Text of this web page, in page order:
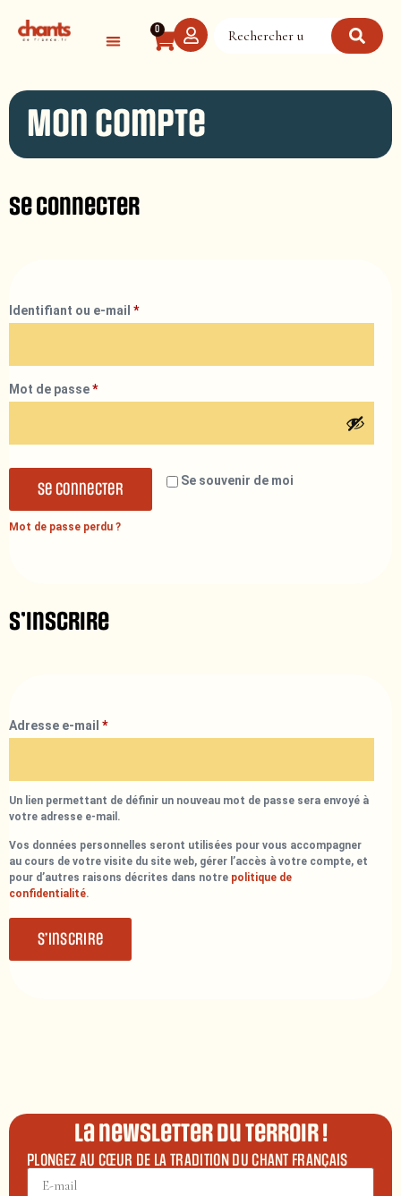
0
Mon compte
Se connecter
Identifiant ou e-mail *
Mot de passe*
Se souvenir de moi
Se connecter
Mot de passe perdu ?
S’inscrire
Adresse e-mail *
Un lien permettant de définir un nouveau mot de passe sera envoyé à
votre adresse e-mail.
Vos données personnelles seront utilisées pour vous accompagner
au cours de votre visite du site web, gérer l’accès à votre compte, et
pour d’autres raisons décrites dans notre politique de
confidentialité.
S’inscrire
La newsletter du terroir !
PLONGEZ AU CŒUR DE LA TRADITION DU CHANT FRANÇAIS